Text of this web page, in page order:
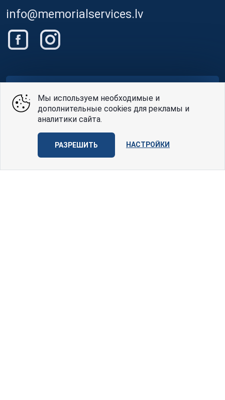
info@memorialservices.lv
Немедленная помощь
00-24
+(371) 22 080 569
Мы используем необходимые и
дополнительные cookies для рекламы и
аналитики сайта.
РАЗРЕШИТЬ НАСТРОЙКИ